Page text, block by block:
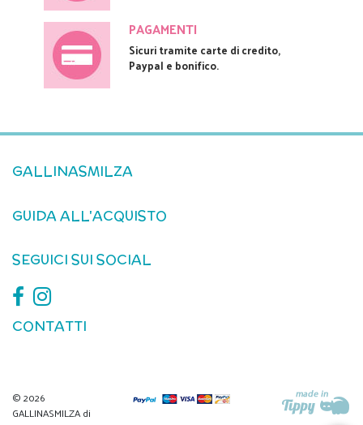
PAGAMENTI
Sicuri tramite carte di credito,
Paypal e bonifico.
GALLINASMILZA
GUIDA ALL'ACQUISTO
SEGUICI SUI SOCIAL
CONTATTI
© 2026
GALLINASMILZA di